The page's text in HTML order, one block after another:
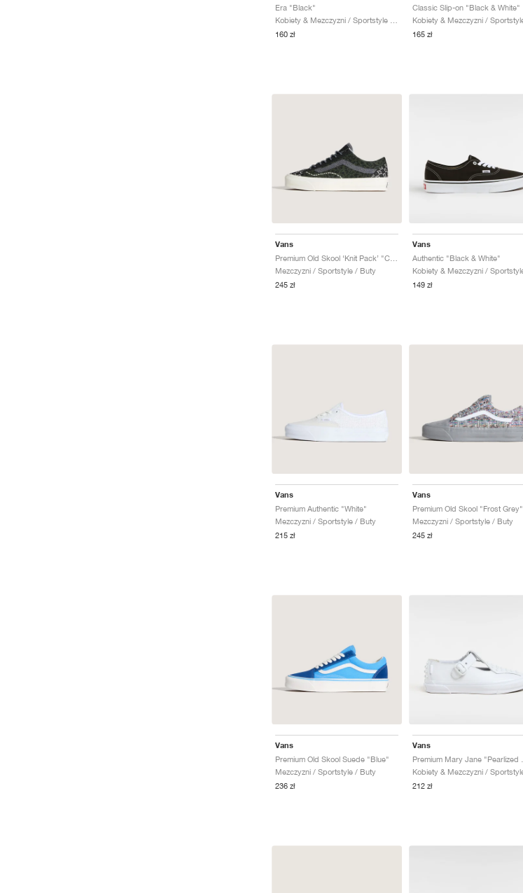
Era "Black"
160 zł
Classic Slip-on "Black & White"
165 zł
Vans
Mezczyzni / Sportstyle / Buty
245 zł
Vans
Authentic "Black & White"
149 zł
Vans
Premium Authentic "White"
Mezczyzni / Sportstyle / Buty
215 zł
Vans
Premium Old Skool "Frost Grey"
Mezczyzni / Sportstyle / Buty
245 zł
Vans
Premium Old Skool Suede "Blue"
Mezczyzni / Sportstyle / Buty
236 zł
Vans
212 zł